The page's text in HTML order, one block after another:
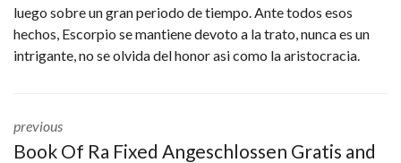
luego sobre un gran periodo de tiempo. Ante todos esos
hechos, Escorpio se mantiene devoto a la trato, nunca es un
intrigante, no se olvida del honor asi­ como la aristocracia.
previous
Book Of Ra Fixed Angeschlossen Gratis and